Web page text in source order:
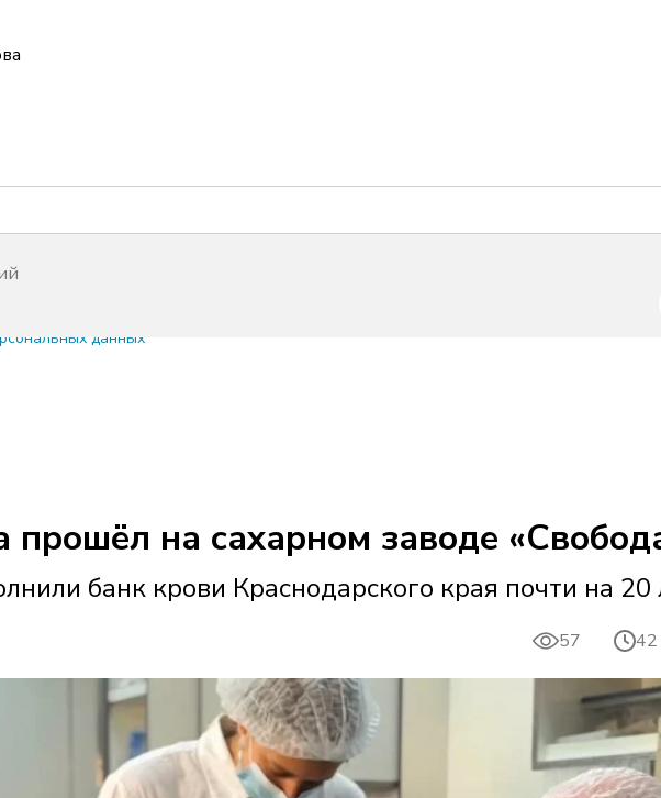
данных
на сахарном заводе
банк крови Краснодарского края почти на 20
57 42